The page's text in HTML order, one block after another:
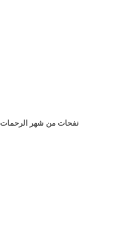
نفحات من شهر الرحمات 20 د.عمر الشبلي